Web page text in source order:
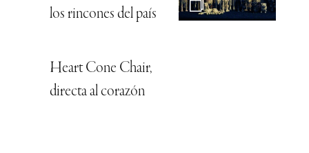
los rincones del país
Heart Cone Chair,
directa al corazón